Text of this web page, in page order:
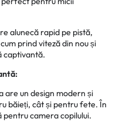
alunecă rapid pe pistă,
prind viteză din nou și
captivantă.
ă:
are un design modern și
băieți, cât și pentru fete. În
pentru camera copilului.